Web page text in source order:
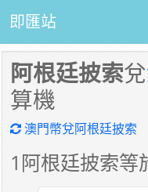
即匯站
阿根廷披索兌
算機
澳門幣兌阿根廷披索
1 阿根廷披索等